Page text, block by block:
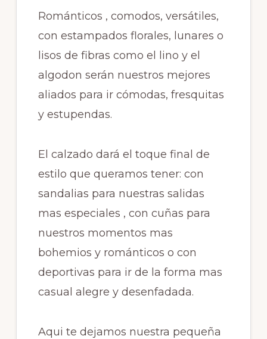
Románticos , comodos, versátiles,
con estampados florales, lunares o
lisos de fibras como el lino y el
algodon serán nuestros mejores
aliados para ir cómodas, fresquitas
y estupendas.
El calzado dará el toque final de
estilo que queramos tener: con
sandalias para nuestras salidas
mas especiales , con cuñas para
nuestros momentos mas
bohemios y románticos o con
deportivas para ir de la forma mas
casual alegre y desenfadada.
Aqui te dejamos nuestra pequeña